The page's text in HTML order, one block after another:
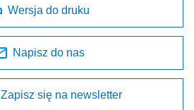
Wersja do druku
Napisz do nas
Zapisz się na newsletter